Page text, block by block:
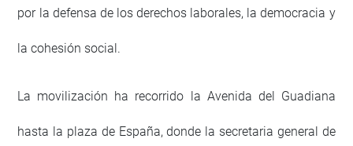
por la defensa de los derechos laborales, la democracia y
la cohesión social.
La movilización ha recorrido la Avenida del Guadiana
hasta la plaza de España, donde la secretaria general de